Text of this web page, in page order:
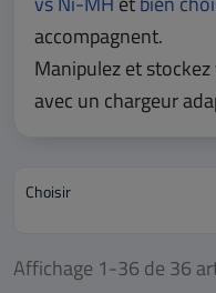
accompagnent.
Manipulez et
avec un chargeur
Choisir
Affichage 1-36 de 36